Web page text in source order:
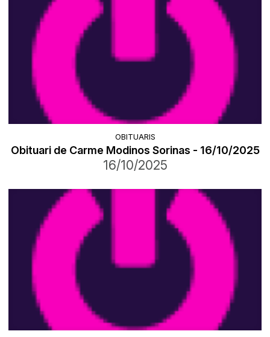
OBITUARIS
Obituari de Carme Modinos Sorinas - 16/10/2025
16/10/2025